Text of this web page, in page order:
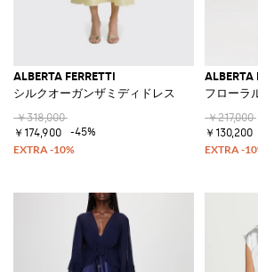
ALBERTA FERRETTI
シルクオーガンザミディドレス
￥318,000
￥174,900
-45%
ALBERTA
フローラ
￥217,000
￥130,200